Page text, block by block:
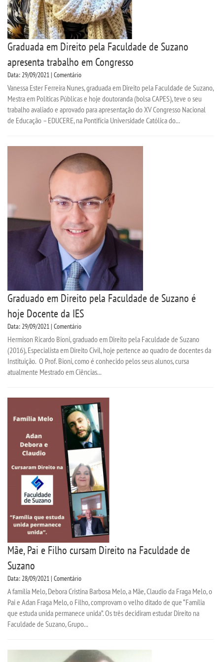
Graduada em Direito pela Faculdade de Suzano
apresenta trabalho em Congresso
Data: 29/09/2021 | Comentário
Vanessa Ester Ferreira Nunes, graduada em Direito pela Faculdade de Suzano,
Mestra em Políticas Públicas e hoje doutoranda (bolsa CAPES), teve o seu
trabalho avaliado e aprovado para apresentação do XV Congresso Nacional
de Educação – EDUCERE, na Pontifícia Universidade Católica do...
Graduado em Direito pela Faculdade de Suzano é
hoje Docente da IES
Data: 29/09/2021 | Comentário
Hermison Ricardo Bioni, graduado em Direito pela Faculdade de Suzano
(2016), Especialista em Direito Civil, hoje pertence ao quadro de docentes da
Instituição. O Prof. Bioni, como é conhecido pelos seus alunos, cursa
atualmente Mestrado em Ciências...
Mãe, Pai e Filho cursam Direito na Faculdade de
Suzano
Data: 28/09/2021 | Comentário
A família Melo, Debora Cristina Barbosa Melo, a Mãe, Claudio da Fraga Melo, o
Pai e Adan Fraga Melo, o Filho, comprovam o velho ditado de que “Família
que estuda unida permanece unida”. Os três decidiram estudar Direito na
Faculdade de Suzano, Grupo...